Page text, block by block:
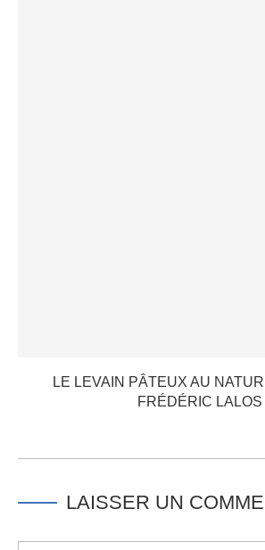
LE LEVAIN PÂTEUX AU
FRÉDÉRIC LALOS
LAISSER UN